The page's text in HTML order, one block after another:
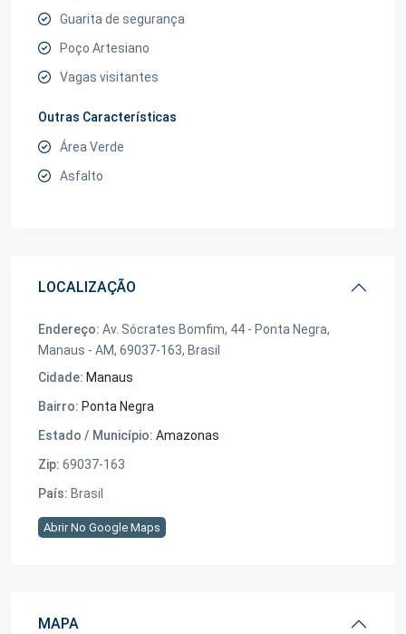
Guarita de segurança
Poço Artesiano
Vagas visitantes
Outras Características
Área Verde
Asfalto
LOCALIZAÇÃO
Endereço: Av. Sócrates Bomfim, 44 - Ponta Negra,
Manaus - AM, 69037-163, Brasil
Cidade: Manaus
Bairro: Ponta Negra
Estado / Município: Amazonas
Zip: 69037-163
País: Brasil
Abrir No Google Maps
MAPA